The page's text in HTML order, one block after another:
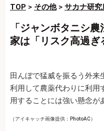
TOP > その他> サカナ研究
「ジャンボタニシ
家は「リスク高過ぎ
田んぼで猛威を振るう外来
利用して農薬代わりに利用
用することには強い懸念が
（アイキャッチ画像提供：PhotoAC）